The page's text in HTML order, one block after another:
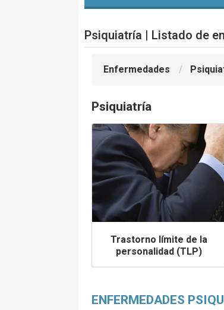
Psiquiatría | Listado de
Enfermedades
Psiquiatría
Trastorno límite de la
personalidad (TLP)
ENFERMEDADES